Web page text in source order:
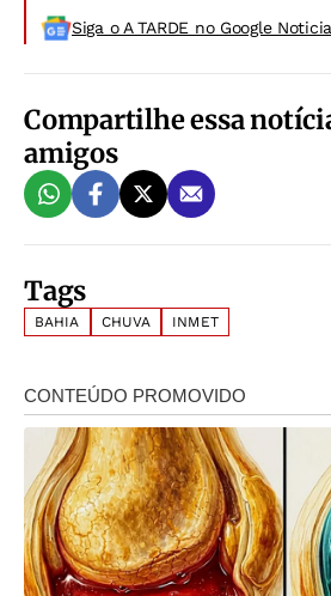
Siga o A TARDE no Google
Compartilhe essa
amigos
Tags
BAHIA CHUVA INMET